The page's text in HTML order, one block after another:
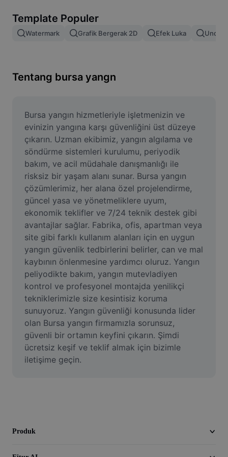
Gabung gambar
Ubah Ukuran Gambar
Pembuat Meme
AI Text Remover
AI People Remover
AI Inpainting
Face Cutout
Video
Hapus latar belakang video
Tingkatkan kualitas
Editor Video
Pangkas Video
Tambahkan Subtitle ke Video
Konverter Video
Template Populer
Watermark Grafik Bergerak 2D Efek Luka Unduh
Tentang bursa yangn
Bursa yangın hizmetleriyle işletmenizin ve
evinizin yangına karşı güvenliğini üst düzeye
çıkarın. Uzman ekibimiz, yangın algılama ve
söndürme sistemleri kurulumu, periyodik
bakım, ve acil müdahale danışmanlığı ile
risksiz bir yaşam alanı sunar. Bursa yangın
çözümlerimiz, her alana özel projelendirme,
güncel yasa ve yönetmeliklere uyum,
ekonomik teklifler ve 7/24 teknik destek gibi
avantajlar sağlar. Fabrika, ofis, apartman veya
site gibi farklı kullanım alanları için en uygun
yangın güvenlik tedbirlerini belirler, can ve mal
kaybının önlenmesine yardımcı oluruz. Yangın
peliyodikte bakım, yangın mutevladiyen
kontrol ve profesyonel montajda yenilikçi
tekniklerimizle size kesintisiz koruma
sunuyoruz. Yangın güvenliği konusunda lider
olan Bursa yangın firmamızla sorunsuz,
güvenli bir ortamın keyfini çıkarın. Şimdi
ücretsiz keşif ve teklif almak için bizimle
iletişime geçin.
Produk